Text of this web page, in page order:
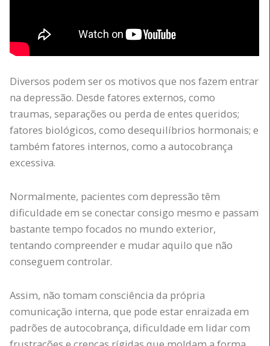
Diversos podem ser os motivos que nos fazem entrar
na depressão. Desde fatores externos, como
traumas, separações ou perda de entes queridos;
fatores biológicos, como desequilíbrios hormonais; e
também fatores internos, como a autocobrança
excessiva.
Normalmente, pacientes com depressão têm
dificuldade em se conectar consigo mesmo e passam
bastante tempo focados no mundo exterior,
tentando compreender e mudar aquilo que não
conseguem controlar.
Assim, não tomam consciência da própria
comunicação interna, que pode estar enraizada em
padrões de autocobrança, dificuldade em lidar com